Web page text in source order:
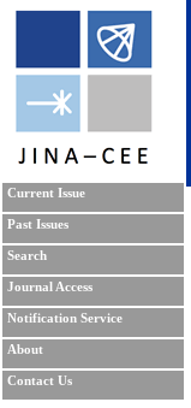
Current Issue
Past Issues
Search
Journal Access
Notification Service
About
Contact Us